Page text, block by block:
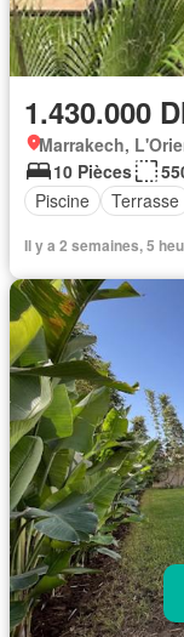
1.430.000
Marrakech,
10 Pièces
Piscine
Terrasse
Il y a 2 semaines, 5